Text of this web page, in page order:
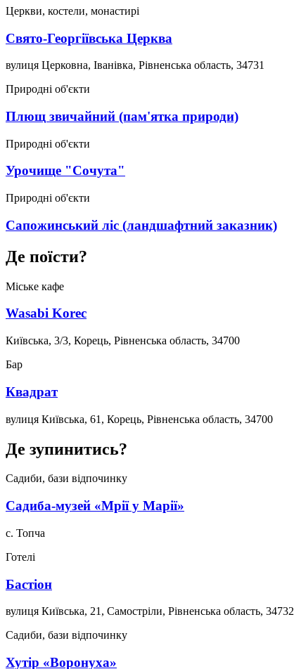
Церкви, костели, монастирі
Свято-Георгіївська Церква
вулиця Церковна, Іванівка, Рівненська область, 34731
Природні об'єкти
Плющ звичайний (пам'ятка природи)
Природні об'єкти
Урочище "Сочута"
Природні об'єкти
Сапожинський ліс (ландшафтний заказник)
Де поїсти?
Міське кафе
Wasabi Korec
Київська, 3/3, Корець, Рівненська область, 34700
Бар
Квадрат
вулиця Київська, 61, Корець, Рівненська область, 34700
Де зупинитись?
Садиби, бази відпочинку
Садиба-музей «Мрії у Марії»
с. Топча
Готелі
Бастіон
вулиця Київська, 21, Самостріли, Рівненська область, 34732
Садиби, бази відпочинку
Хутір «Воронуха»